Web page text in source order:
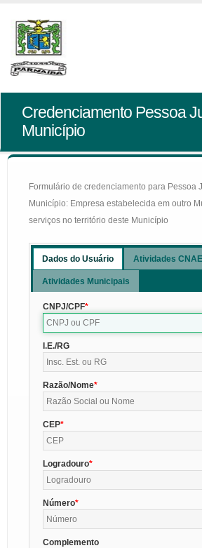
Credenciamento Pessoa
Município
Formulário de credenciamento para Pessoa
Município: Empresa estabelecida em outro
serviços no território deste Município
Dados do Usuário Atividades CNAE
Atividades Municipais
CNPJ/CPF
I.E./RG
Razão/Nome
CEP
Logradouro
Número
Complemento